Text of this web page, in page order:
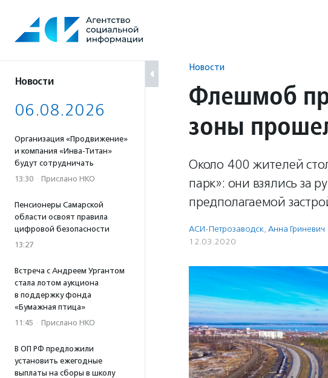
содержанию
Новости
06.08.2026
Организация «Продвижение»
и компания «Инва-Титан»
будут сотрудничать
13:30 · Прислано НКО
Пенсионеры Самарской
области освоят правила
цифровой безопасности
13:27
Встреча с Андреем Ургантом
стала лотом аукциона
в поддержку фонда
«Бумажная птица»
11:45 · Прислано НКО
В ОП РФ предложили
установить ежегодные
выплаты на сборы в школу
Новости
Флешмоб
зоны
Около 400 жителей
парк»: они взялись за
предполагаемой
АСИ-Петрозаводск, Анна Гриневич
12.03.2020